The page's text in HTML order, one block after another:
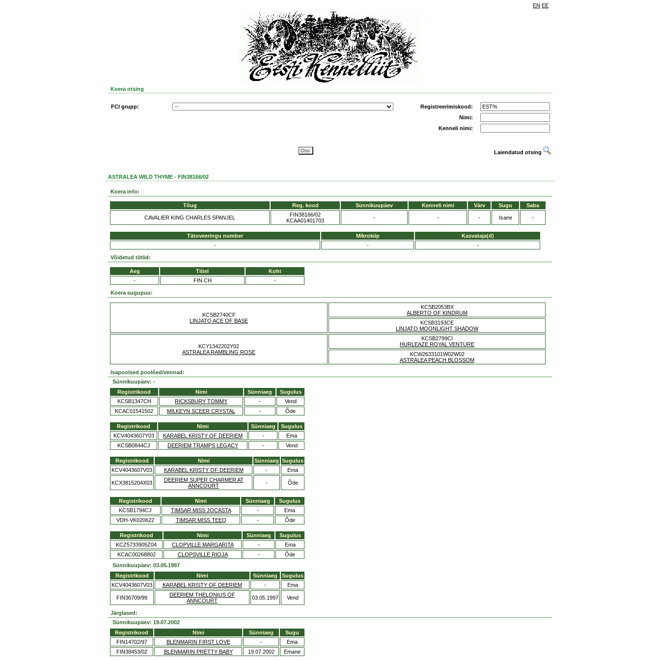
EN EE
Koera otsing
FCI grupp:
Registreerimiskood:
Nimi:
Kenneli nimi:
Laiendatud otsing
ASTRALEA WILD THYME - FIN38166/02
Koera info:
Tõug Reg. kood Sünnikuupäev Kenneli nimi Värv Sugu Saba
CAVALIER KING CHARLES SPANJEL
FIN38166/02
KCAA01401703
- - - Isane -
Tätoveeringu number Mikrokiip
Kasvataja(d)
-
- -
Võidetud tiitlid:
Aeg Tiitel
Koht
-
FIN CH -
Koera sugupuu:
KCSB2740CF
LINJATO ACE OF BASE
KCSB2053BX
ALBERTO OF KINDRUM
KCSB3193CE
LINJATO MOONLIGHT SHADOW
KCY1342202Y02
ASTRALEA RAMBLING ROSE
KCSB2799CI
HURLEAZE ROYAL VENTURE
KCW2633101W02W02
ASTRALEA PEACH BLOSSOM
Isapoolsed poolõed/vennad:
Sünnikuupäev: -
Registrikood
Nimi Sünniaeg
Sugulus
KCSB1347CH
RICKSBURY TOMMY -
Vend
KCAC01541502
MILKEYN SCEER CRYSTAL - Õde
Registrikood Nimi Sünniaeg
Sugulus
KCV4043607Y03
KARABEL KRISTY OF DEERIEM -
Ema
KCSB0844CJ
DEERIEM TRAMPS LEGACY - Vend
Registrikood Nimi Sünniaeg Sugulus
KCV4043607V03
KARABEL KRISTY OF DEERIEM - Ema
KCX3815204X03
DEERIEM SUPER CHARMER AT
ANNCOURT
- Õde
Registrikood Nimi Sünniaeg
Sugulus
KCSB1794CJ
TIMSAR MISS JOCASTA -
Ema
VDH-VK020622
TIMSAR MISS TEEQ - Õde
Registrikood Nimi Sünniaeg
Sugulus
KCZ5733905Z04
CLOPVILLE MARGARITA -
Ema
KCAC00268802
CLOPSVILLE RIOJA -
Õde
Sünnikuupäev: 03.05.1997
Registrikood
Nimi Sünniaeg
Sugulus
KCV4043607V03
KARABEL KRISTY OF DEERIEM - Ema
FIN36709/99
DEERIEM THELONIUS OF
ANNCOURT
03.05.1997 Vend
Järglased:
Sünnikuupäev: 19.07.2002
Registrikood
Nimi Sünniaeg
Sugu
FIN14702/97
BLENMARIN FIRST LOVE -
Ema
FIN38453/02
BLENMARIN PRETTY BABY 19.07.2002
Emane